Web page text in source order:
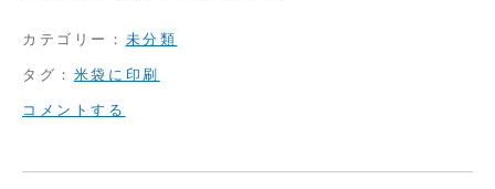
カテゴリー： 未分類
タグ： 米袋に印刷
コメントする
売